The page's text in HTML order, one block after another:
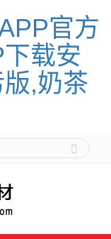
官方
载安
,奶茶